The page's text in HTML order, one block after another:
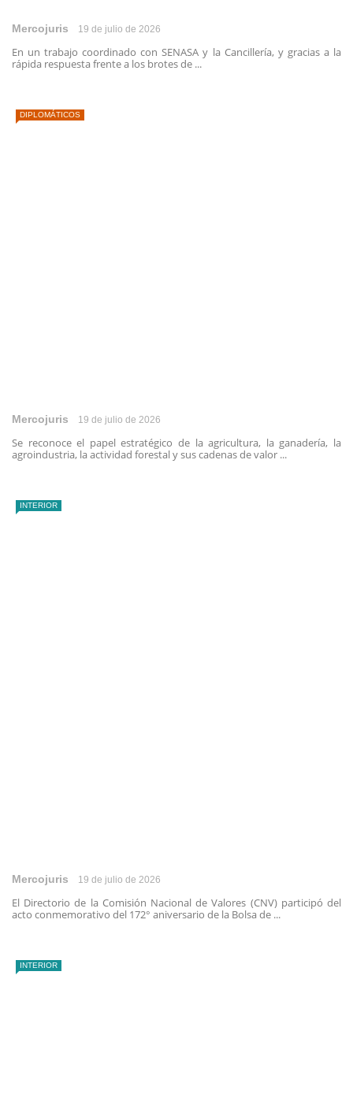
Mercojuris 19 de julio de 2026
En un trabajo coordinado con SENASA y la Cancillería, y gracias a la
rápida respuesta frente a los brotes de ...
DIPLOMÁTICOS
Mercojuris 19 de julio de 2026
Se reconoce el papel estratégico de la agricultura, la ganadería, la
agroindustria, la actividad forestal y sus cadenas de valor ...
INTERIOR
Mercojuris 19 de julio de 2026
El Directorio de la Comisión Nacional de Valores (CNV) participó del
acto conmemorativo del 172° aniversario de la Bolsa de ...
INTERIOR